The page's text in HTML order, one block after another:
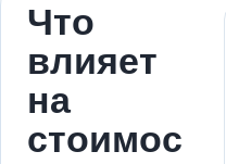
Что
влияет
на
стоимос